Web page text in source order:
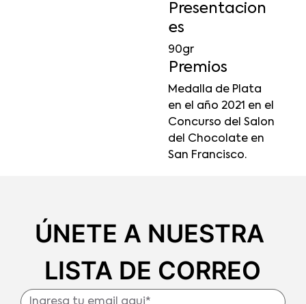
Presentacion
es
90gr
Premios
Medalla de Plata
en el año 2021 en el
Concurso del Salon
del Chocolate en
San Francisco.
ÚNETE A NUESTRA
LISTA DE CORREO